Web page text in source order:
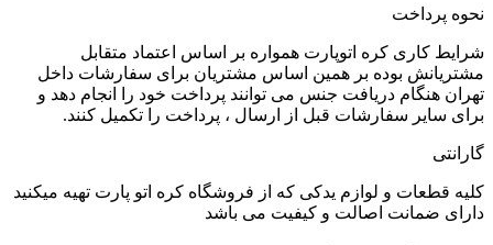
نحوه پرداخت
شرایط کاری کره اتوپارت همواره بر اساس اعتماد متقابل
مشتریانش بوده بر همین اساس مشتریان برای سفارشات داخل
تهران هنگام دریافت جنس می توانند پرداخت خود را انجام دهد و
برای سایر سفارشات قبل از ارسال ، پرداخت را تکمیل کنند.
گارانتی
کلیه قطعات و لوازم یدکی که از فروشگاه کره اتو پارت تهیه میکنید
دارای ضمانت اصالت و کیفیت می باشد